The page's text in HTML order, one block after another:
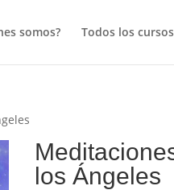
somos? Todos los cursos
los Ángeles